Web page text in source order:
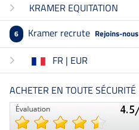
KRAMER EQUITATION
6 Kramer recrute Rejoins-nous
FR | EUR
ACHETER EN TOUTE SÉCURITÉ